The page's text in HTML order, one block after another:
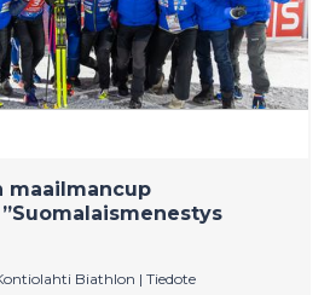
maailmancup
Biathlon | Tiedote